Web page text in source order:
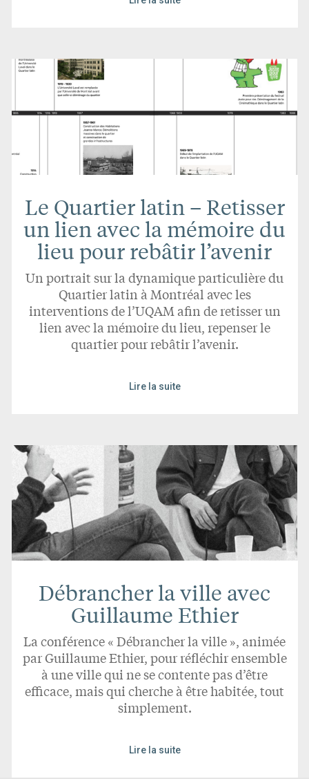
Le Quartier latin – Retisser
un lien avec la mémoire du
lieu pour rebâtir l’avenir
Un portrait sur la dynamique particulière du
Quartier latin à Montréal avec les
interventions de l’UQAM afin de retisser un
lien avec la mémoire du lieu, repenser le
quartier pour rebâtir l’avenir.
Lire la suite
Débrancher la ville avec
Guillaume Ethier
La conférence « Débrancher la ville », animée
par Guillaume Ethier, pour réfléchir ensemble
à une ville qui ne se contente pas d’être
efficace, mais qui cherche à être habitée, tout
simplement.
Lire la suite